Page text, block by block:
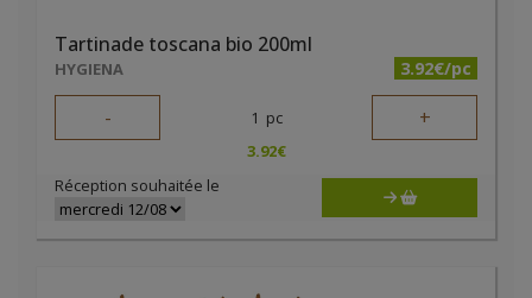
Tartinade toscana bio 200ml
HYGIENA 3.92€/pc
- 1 pc +
3.92€
Réception souhaitée le